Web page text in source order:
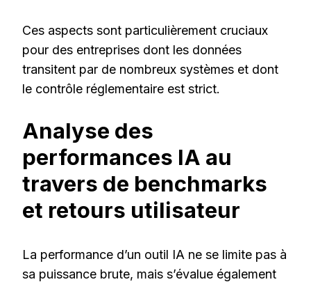
Ces aspects sont particulièrement cruciaux
pour des entreprises dont les données
transitent par de nombreux systèmes et dont
le contrôle réglementaire est strict.
Analyse des
performances IA au
travers de benchmarks
et retours utilisateur
La performance d’un outil IA ne se limite pas à
sa puissance brute, mais s’évalue également